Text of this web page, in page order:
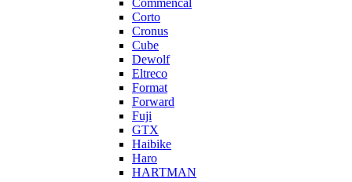
Commencal
Corto
Cronus
Cube
Dewolf
Eltreco
Format
Forward
Fuji
GTX
Haibike
Haro
HARTMAN